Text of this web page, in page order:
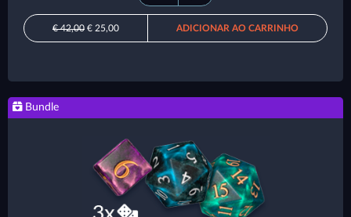
€ 42,00 € 25,00 ADICIONAR AO CARRINHO
Bundle